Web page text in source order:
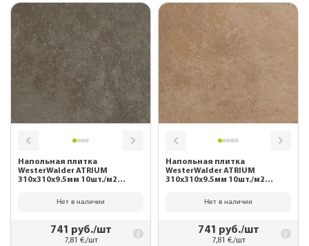
Напольная плитка
WesterWalder ATRIUM
310х310х9.5мм 10шт./м2
Нет в наличии
741 руб./шт
7,81 €./шт
Напольная плитка
WesterWalder ATRIUM
310х310х9.5мм 10шт./м2
Нет в наличии
741 руб./шт
7,81 €./шт